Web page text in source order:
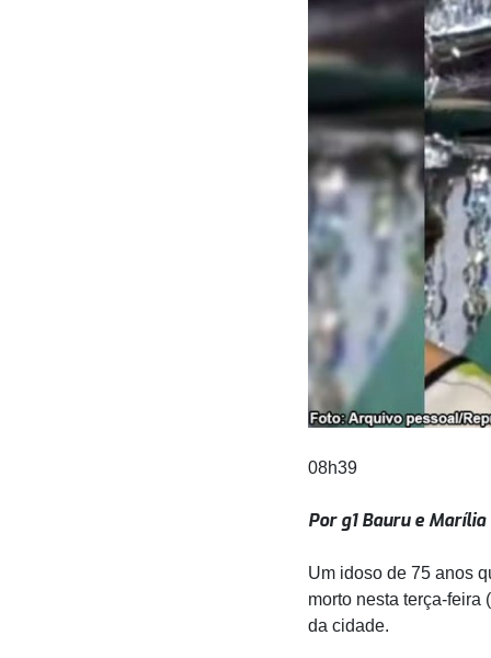
08h39
Por g1 Bauru e Marília
Um idoso de 75 anos
morto nesta terça-
da cidade.